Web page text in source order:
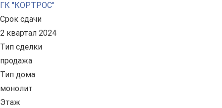
ГК "КОРТРОС"
Срок сдачи
2 квартал 2024
Тип сделки
продажа
Тип дома
монолит
Этаж